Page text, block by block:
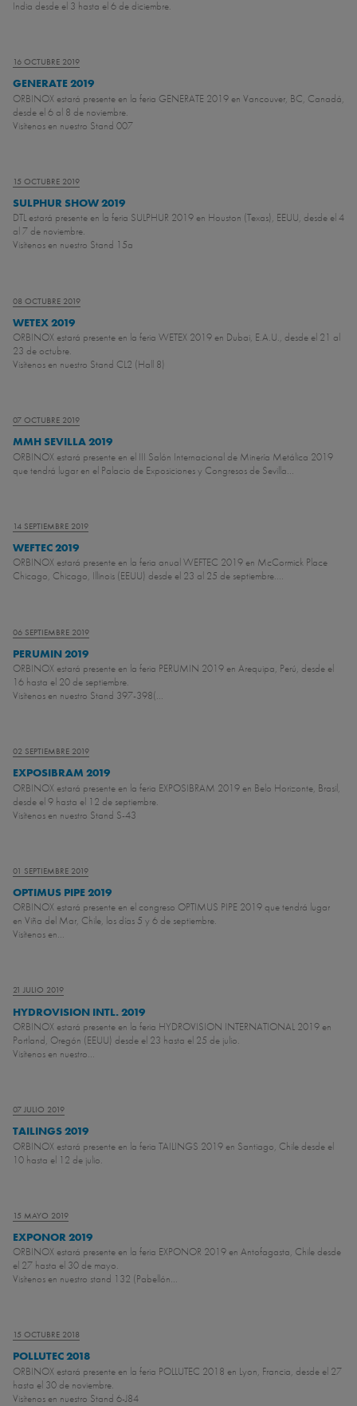
India desde el 3 hasta el 6 de diciembre.
16 OCTUBRE 2019
GENERATE 2019
ORBINOX estará presente en la feria GENERATE 2019 en Vancouver, BC, Canadá,
desde el 6 al 8 de noviembre.
Visítenos en nuestro Stand 007
15 OCTUBRE 2019
SULPHUR SHOW 2019
DTL estará presente en la feria SULPHUR 2019 en Houston (Texas), EEUU, desde el 4
al 7 de noviembre.
Visítenos en nuestro Stand 15a
08 OCTUBRE 2019
WETEX 2019
ORBINOX estará presente en la feria WETEX 2019 en Dubai, E.A.U., desde el 21 al
23 de octubre.
Visítenos en nuestro Stand CL2 (Hall 8)
07 OCTUBRE 2019
MMH SEVILLA 2019
ORBINOX estará presente en el III Salón Internacional de Minería Metálica 2019
que tendrá lugar en el Palacio de Exposiciones y Congresos de Sevilla...
14 SEPTIEMBRE 2019
WEFTEC 2019
ORBINOX estará presente en la feria anual WEFTEC 2019 en McCormick Place
Chicago, Chicago, Illinois (EEUU) desde el 23 al 25 de septiembre....
06 SEPTIEMBRE 2019
PERUMIN 2019
ORBINOX estará presente en la feria PERUMIN 2019 en Arequipa, Perú, desde el
16 hasta el 20 de septiembre.
Visítenos en nuestro Stand 397-398(...
02 SEPTIEMBRE 2019
EXPOSIBRAM 2019
ORBINOX estará presente en la feria EXPOSIBRAM 2019 en Belo Horizonte, Brasil,
desde el 9 hasta el 12 de septiembre.
Visítenos en nuestro Stand S-43
01 SEPTIEMBRE 2019
OPTIMUS PIPE 2019
ORBINOX estará presente en el congreso OPTIMUS PIPE 2019 que tendrá lugar
en Viña del Mar, Chile, los días 5 y 6 de septiembre.
Visítenos en...
21 JULIO 2019
HYDROVISION INTL. 2019
ORBINOX estará presente en la feria HYDROVISION INTERNATIONAL 2019 en
Portland, Oregón (EEUU) desde el 23 hasta el 25 de julio.
Visítenos en nuestro...
07 JULIO 2019
TAILINGS 2019
ORBINOX estará presente en la feria TAILINGS 2019 en Santiago, Chile desde el
10 hasta el 12 de julio.
15 MAYO 2019
EXPONOR 2019
ORBINOX estará presente en la feria EXPONOR 2019 en Antofagasta, Chile desde
el 27 hasta el 30 de mayo.
Visítenos en nuestro stand 132 (Pabellón...
15 OCTUBRE 2018
POLLUTEC 2018
ORBINOX estará presente en la feria POLLUTEC 2018 en Lyon, Francia, desde el 27
hasta el 30 de noviembre.
Visítenos en nuestro Stand 6-J84